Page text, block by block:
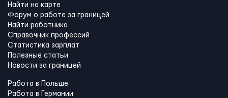
Найти на карте
Форум о работе за границей
Найти работника
Справочник профессий
Статистика зарплат
Полезные статьи
Новости за границей
Работа в Польше
Работа в Германии